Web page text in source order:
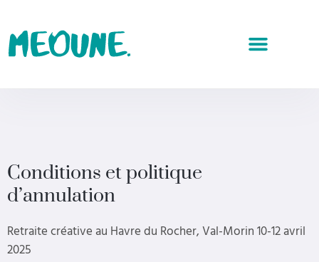
Conditions et politique
d’annulation
Retraite créative au Havre du Rocher, Val-Morin 10-12 avril
2025